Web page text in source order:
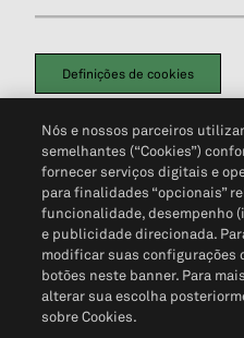
Definições de cookies
Política de PrivacidadePortal de
Não Venda Minhas Informações
Nós e nossos parceiros
semelhantes (“Cookies”)
fornecer serviços digitais e
para finalidades “opcionais”
funcionalidade, desempenho
e publicidade direcionada.
modificar suas configurações
botões neste banner. Para
alterar sua escolha
sobre Cookies.